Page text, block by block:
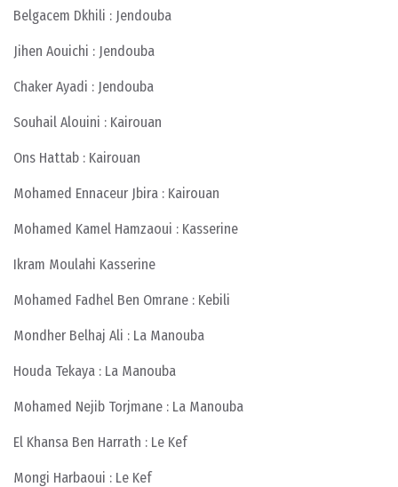
Belgacem Dkhili : Jendouba
Jihen Aouichi : Jendouba
Chaker Ayadi : Jendouba
Souhail Alouini : Kairouan
Ons Hattab : Kairouan
Mohamed Ennaceur Jbira : Kairouan
Mohamed Kamel Hamzaoui : Kasserine
Ikram Moulahi Kasserine
Mohamed Fadhel Ben Omrane : Kebili
Mondher Belhaj Ali : La Manouba
Houda Tekaya : La Manouba
Mohamed Nejib Torjmane : La Manouba
El Khansa Ben Harrath : Le Kef
Mongi Harbaoui : Le Kef